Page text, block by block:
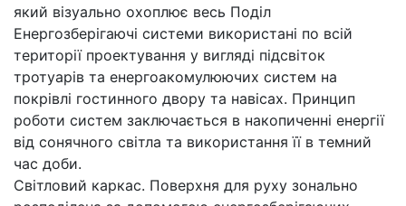
який візуально охоплює весь Поділ
Енергозберігаючі системи використані по всій
території проектування у вигляді підсвіток
тротуарів та енергоакомулюючих систем на
покрівлі гостинного двору та навісах. Принцип
роботи систем заключається в накопиченні енергії
від сонячного світла та використання її в темний
час доби.
Світловий каркас. Поверхня для руху зонально